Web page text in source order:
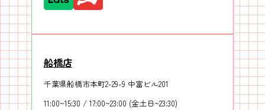
船橋店
千葉県船橋市本町2-29-9 中富ビル201
11:00~15:30 / 17:00~23:00 (金土日~23:30)